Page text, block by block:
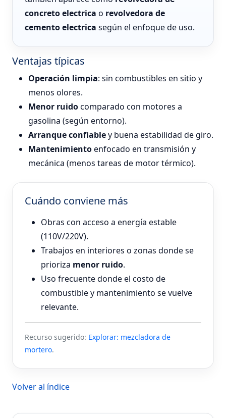
concreto electrica o revolvedora de
cemento electrica según el enfoque de uso.
Ventajas típicas
Operación limpia: sin combustibles en sitio y
menos olores.
Menor ruidocomparado con motores a
gasolina (según entorno).
Arranque confiabley buena estabilidad de giro.
Mantenimientoenfocado en transmisión y
mecánica (menos tareas de motor térmico).
Cuándo conviene más
Obras con acceso a energía estable
(110V/220V).
Trabajos en interiores o zonas donde se
prioriza menor ruido.
Uso frecuente donde el costo de
combustible y mantenimiento se vuelve
relevante.
Recurso sugerido: Explorar: mezcladora de
mortero.
Volver al índice